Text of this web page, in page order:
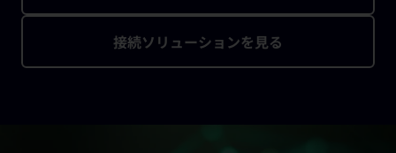
接続ソリューションを見る